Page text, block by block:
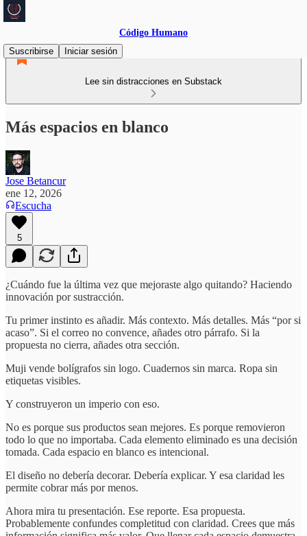
Código Humano
Suscribirse
Iniciar sesión
Lee sin distracciones en Substack
Más espacios en blanco
Jose Betancur
ene 12, 2026
Escucha
5
¿Cuándo fue la última vez que mejoraste algo quitando? Haciendo
innovación por sustracción.
Tu primer instinto es añadir. Más contexto. Más detalles. Más “por si
acaso”. Si el correo no convence, añades otro párrafo. Si la
propuesta no cierra, añades otra sección.
Muji vende bolígrafos sin logo. Cuadernos sin marca. Ropa sin
etiquetas visibles.
Y construyeron un imperio con eso.
No es porque sus productos sean mejores. Es porque removieron
todo lo que no importaba. Cada elemento eliminado es una decisión
tomada. Cada espacio en blanco es intencional.
El diseño no debería decorar. Debería explicar. Y esa claridad les
permite cobrar más por menos.
Ahora mira tu presentación. Ese reporte. Esa propuesta.
Probablemente confundes completitud con claridad. Crees que más